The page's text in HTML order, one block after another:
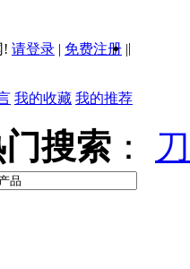
! 请登录 | 免费注册 ||
我的收藏 我的推荐
搜索 ：